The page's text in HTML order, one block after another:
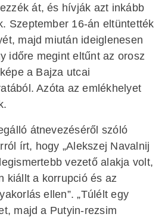
át, és hívják azt inkább
Szeptember 16-án eltüntették
majd miután ideiglenesen
időre megint eltűnt az orosz
a Bajza utcai
Azóta az emlékhelyet
átnevezéséről szóló
írt, hogy „Alekszej Navalnij
vezető alakja volt,
kiállt a korrupció és az
ellen”. „Túlélt egy
majd a Putyin-rezsim